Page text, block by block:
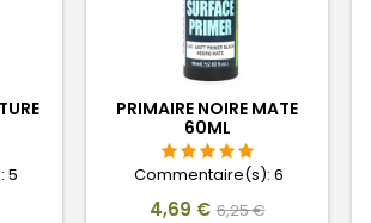
5
PRIMAIRE NOIRE MATE
60ML
Commentaire(s): 6
Prix
4,69 € Prix
6,25 €